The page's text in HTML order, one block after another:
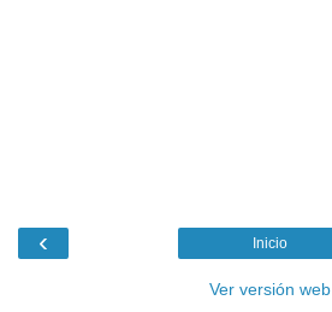
‹ Inicio
Ver versión web